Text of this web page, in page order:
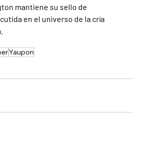
mantiene su sello de
en el universo de la cría
Yaupon